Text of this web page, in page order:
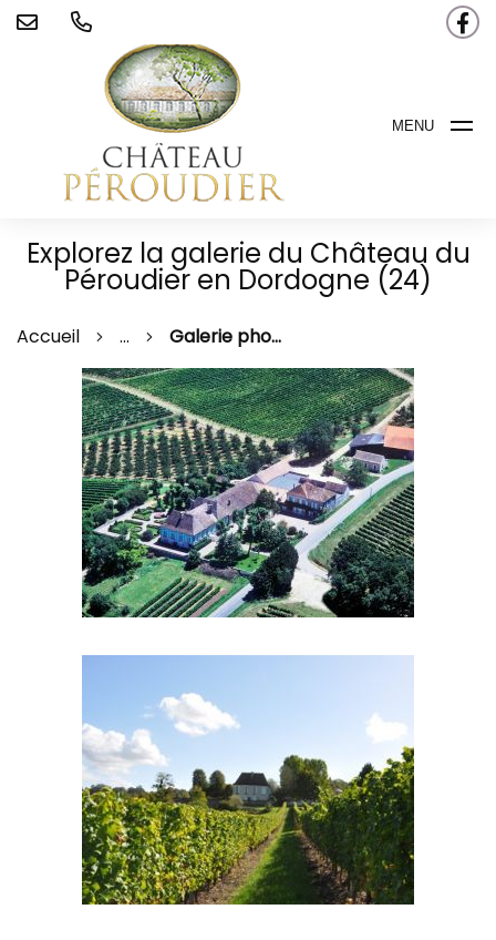
MENU
Explorez la galerie du Château du
Péroudier en Dordogne (24)
Accueil ... Galerie photos